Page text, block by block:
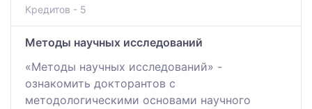
Кредитов - 5
Методы научных исследований
«Методы научных исследований» -
ознакомить докторантов с
методологическими основами научного